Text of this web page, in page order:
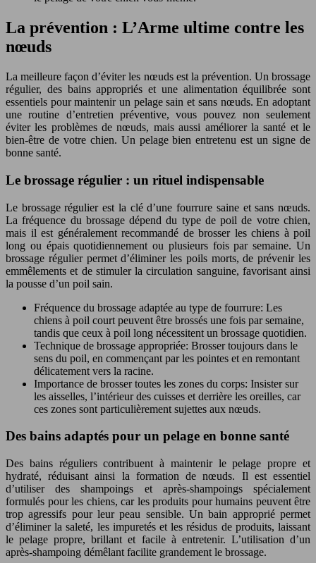
La prévention : L’Arme ultime contre les
nœuds
La meilleure façon d’éviter les nœuds est la prévention. Un brossage
régulier, des bains appropriés et une alimentation équilibrée sont
essentiels pour maintenir un pelage sain et sans nœuds. En adoptant
une routine d’entretien préventive, vous pouvez non seulement
éviter les problèmes de nœuds, mais aussi améliorer la santé et le
bien-être de votre chien. Un pelage bien entretenu est un signe de
bonne santé.
Le brossage régulier : un rituel indispensable
Le brossage régulier est la clé d’une fourrure saine et sans nœuds.
La fréquence du brossage dépend du type de poil de votre chien,
mais il est généralement recommandé de brosser les chiens à poil
long ou épais quotidiennement ou plusieurs fois par semaine. Un
brossage régulier permet d’éliminer les poils morts, de prévenir les
emmêlements et de stimuler la circulation sanguine, favorisant ainsi
la pousse d’un poil sain.
Fréquence du brossage adaptée au type de fourrure: Les
chiens à poil court peuvent être brossés une fois par semaine,
tandis que ceux à poil long nécessitent un brossage quotidien.
Technique de brossage appropriée: Brosser toujours dans le
sens du poil, en commençant par les pointes et en remontant
délicatement vers la racine.
Importance de brosser toutes les zones du corps: Insister sur
les aisselles, l’intérieur des cuisses et derrière les oreilles, car
ces zones sont particulièrement sujettes aux nœuds.
Des bains adaptés pour un pelage en bonne santé
Des bains réguliers contribuent à maintenir le pelage propre et
hydraté, réduisant ainsi la formation de nœuds. Il est essentiel
d’utiliser des shampoings et après-shampoings spécialement
formulés pour les chiens, car les produits pour humains peuvent être
trop agressifs pour leur peau sensible. Un bain approprié permet
d’éliminer la saleté, les impuretés et les résidus de produits, laissant
le pelage propre, brillant et facile à entretenir. L’utilisation d’un
après-shampoing démêlant facilite grandement le brossage.